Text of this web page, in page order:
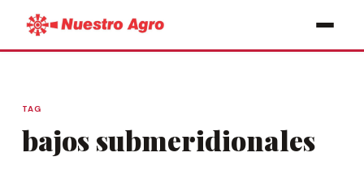
TAG
bajos submeridionales